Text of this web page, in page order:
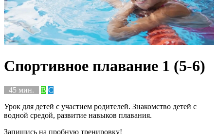
Спортивное плавание 1 (5-6)
45 мин. B C
Урок для детей с участием родителей. Знакомство детей с
водной средой, развитие навыков плавания.
Запишись на пробную тренировку!